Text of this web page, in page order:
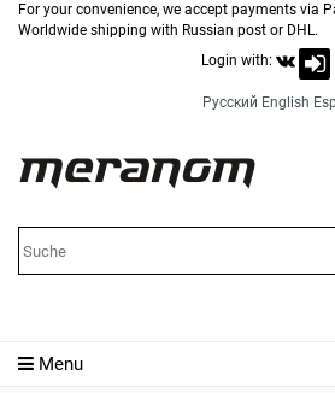
For your convenience, we accept payments via
Worldwide shipping with Russian post or DHL.
Login with:
Русский English
Menu